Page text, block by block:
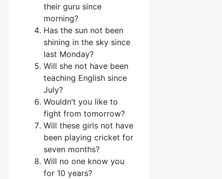
their guru since
morning?
Has the sun not been
shining in the sky since
last Monday?
Will she not have been
teaching English since
July?
Wouldn’t you like to
fight from tomorrow?
Will these girls not have
been playing cricket for
seven months?
Will no one know you
for 10 years?